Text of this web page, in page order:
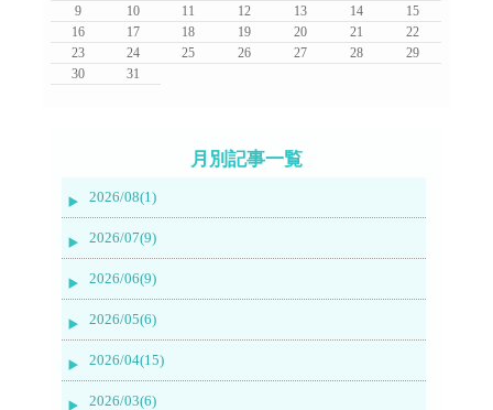
9
10 11 12 13 14
15
16
17 18 19 20 21
22
23
24 25 26 27 28
29
30
31
月別記事一覧
2026/08(1)
2026/07(9)
2026/06(9)
2026/05(6)
2026/04(15)
2026/03(6)